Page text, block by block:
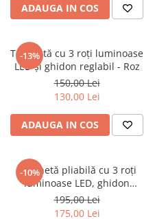
ADAUGA IN COS
-13%
Trotinetă cu 3 roți luminoase
LED și ghidon reglabil - Roz
150,00 Lei
130,00 Lei
ADAUGA IN COS
-10%
Trotinetă pliabilă cu 3 roți
luminoase LED, ghidon
reglabil și design stabil - Mov
195,00 Lei
175,00 Lei